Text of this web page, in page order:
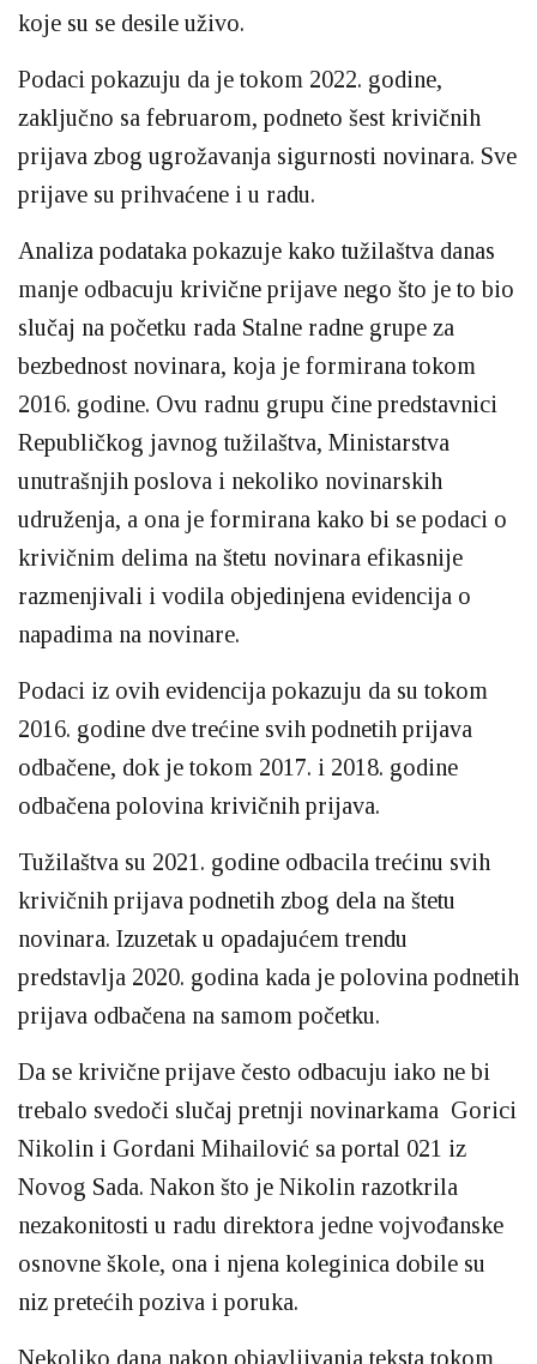
koje su se desile uživo.
Podaci pokazuju da je tokom 2022. godine,
zaključno sa februarom, podneto šest krivičnih
prijava zbog ugrožavanja sigurnosti novinara. Sve
prijave su prihvaćene i u radu.
Analiza podataka pokazuje kako tužilaštva danas
manje odbacuju krivične prijave nego što je to bio
slučaj na početku rada Stalne radne grupe za
bezbednost novinara, koja je formirana tokom
2016. godine. Ovu radnu grupu čine predstavnici
Republičkog javnog tužilaštva, Ministarstva
unutrašnjih poslova i nekoliko novinarskih
udruženja, a ona je formirana kako bi se podaci o
krivičnim delima na štetu novinara efikasnije
razmenjivali i vodila objedinjena evidencija o
napadima na novinare.
Podaci iz ovih evidencija pokazuju da su tokom
2016. godine dve trećine svih podnetih prijava
odbačene, dok je tokom 2017. i 2018. godine
odbačena polovina krivičnih prijava.
Tužilaštva su 2021. godine odbacila trećinu svih
krivičnih prijava podnetih zbog dela na štetu
novinara. Izuzetak u opadajućem trendu
predstavlja 2020. godina kada je polovina podnetih
prijava odbačena na samom početku.
Da se krivične prijave često odbacuju iako ne bi
trebalo svedoči slučaj pretnji novinarkama Gorici
Nikolin i Gordani Mihailović sa portal 021 iz
Novog Sada. Nakon što je Nikolin razotkrila
nezakonitosti u radu direktora jedne vojvođanske
osnovne škole, ona i njena koleginica dobile su
niz pretećih poziva i poruka.
Nekoliko dana nakon objavljivanja teksta tokom